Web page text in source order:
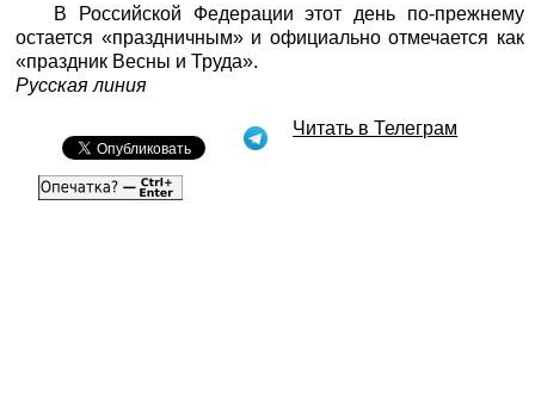
В Российской Федерации этот день по-прежнему
остается «праздничным» и официально отмечается как
«праздник Весны и Труда».
Русская линия
Читать в Телеграм